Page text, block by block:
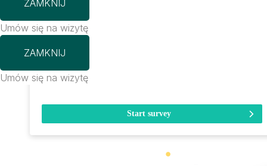
ZAMKNIJ
Umów się na wizytę
ZAMKNIJ
Umów się na wizytę